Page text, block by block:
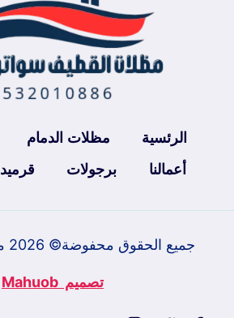
الرئسية مظلات الدمام
أعمالنا
برجولات قرميد
جميع الحقوق محفوضة© 2026 مظلات القطيف
تصميم Mahuob